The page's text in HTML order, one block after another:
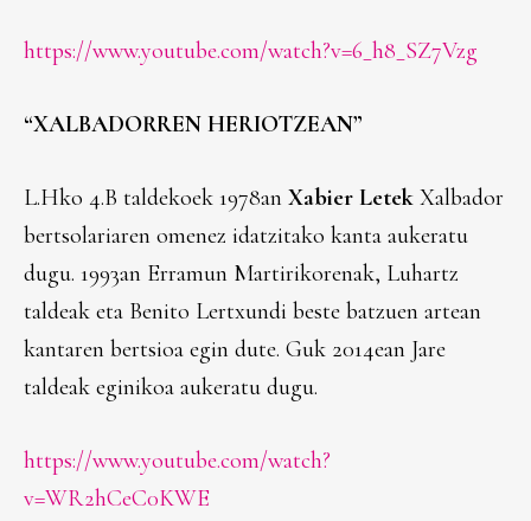
https://www.youtube.com/watch?v=6_h8_SZ7Vzg
“XALBADORREN HERIOTZEAN”
L.Hko 4.B taldekoek 1978an Xabier Letek Xalbador
bertsolariaren omenez idatzitako kanta aukeratu
dugu. 1993an Erramun Martirikorenak, Luhartz
taldeak eta Benito Lertxundi beste batzuen artean
kantaren bertsioa egin dute. Guk 2014ean Jare
taldeak eginikoa aukeratu dugu.
https://www.youtube.com/watch?
v=WR2hCeC0KWE